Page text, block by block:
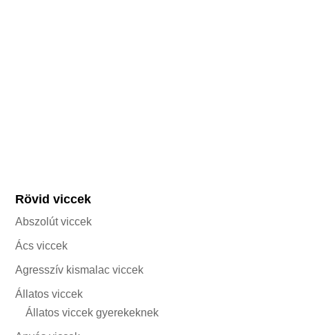
Rövid viccek
Abszolút viccek
Ács viccek
Agresszív kismalac viccek
Állatos viccek
Állatos viccek gyerekeknek